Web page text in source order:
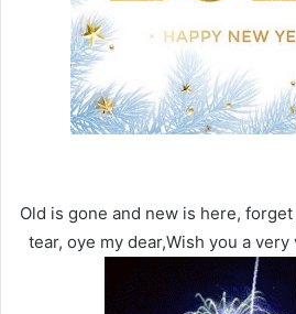
Old is gone and new is here,
tear, oye my dear,Wish you a very